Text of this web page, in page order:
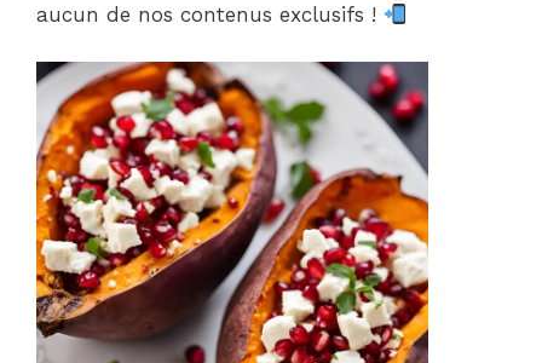
aucun de nos contenus exclusifs !